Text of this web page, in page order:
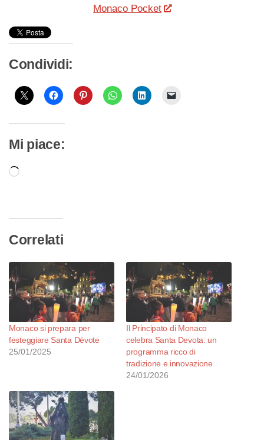
Monaco Pocket
Condividi:
Mi piace:
Caricamento
Correlati
Monaco si prepara per
festeggiare Santa Dévote
25/01/2025
Il Principato di Monaco
celebra Santa Devota: un
programma ricco di
tradizione e innovazione
24/01/2026